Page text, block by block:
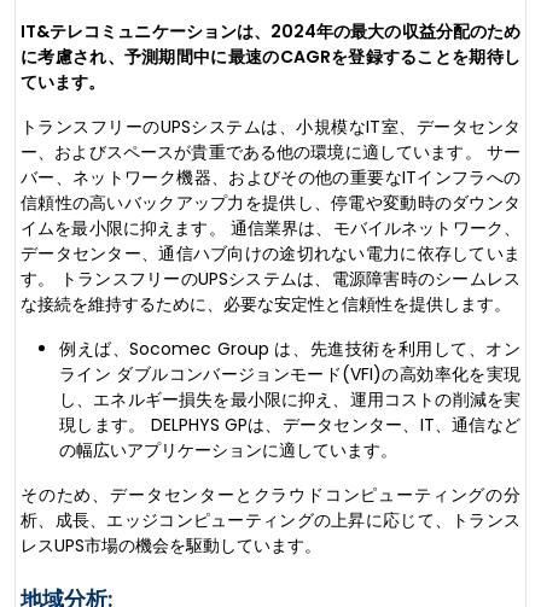
IT&テレコミュニケーションは、2024年の最大の収益分配のため
に考慮され、予測期間中に最速のCAGRを登録することを期待し
ています。
トランスフリーのUPSシステムは、小規模なIT室、データセンタ
ー、およびスペースが貴重である他の環境に適しています。 サー
バー、ネットワーク機器、およびその他の重要なITインフラへの
信頼性の高いバックアップ力を提供し、停電や変動時のダウンタ
イムを最小限に抑えます。 通信業界は、モバイルネットワーク、
データセンター、通信ハブ向けの途切れない電力に依存していま
す。 トランスフリーのUPSシステムは、電源障害時のシームレス
な接続を維持するために、必要な安定性と信頼性を提供します。
例えば、Socomec Group は、先進技術を利用して、オン
ライン ダブルコンバージョンモード(VFI)の高効率化を実現
し、エネルギー損失を最小限に抑え、運用コストの削減を実
現します。 DELPHYS GPは、データセンター、IT、通信など
の幅広いアプリケーションに適しています。
そのため、データセンターとクラウドコンピューティングの分
析、成長、エッジコンピューティングの上昇に応じて、トランス
レスUPS市場の機会を駆動しています。
地域分析: